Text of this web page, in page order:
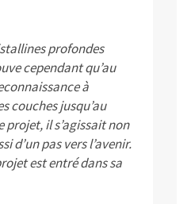
profondes
cependant qu’au
à
couches jusqu’au
il s’agissait non
d’un pas vers l’avenir.
est entré dans sa